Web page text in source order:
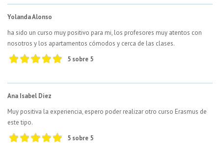
Yolanda Alonso
ha sido un curso muy positivo para mi, los profesores muy atentos con
nosotros y los apartamentos cómodos y cerca de las clases.
5 sobre 5
Ana Isabel Diez
Muy positiva la experiencia, espero poder realizar otro curso Erasmus de
este tipo.
5 sobre 5